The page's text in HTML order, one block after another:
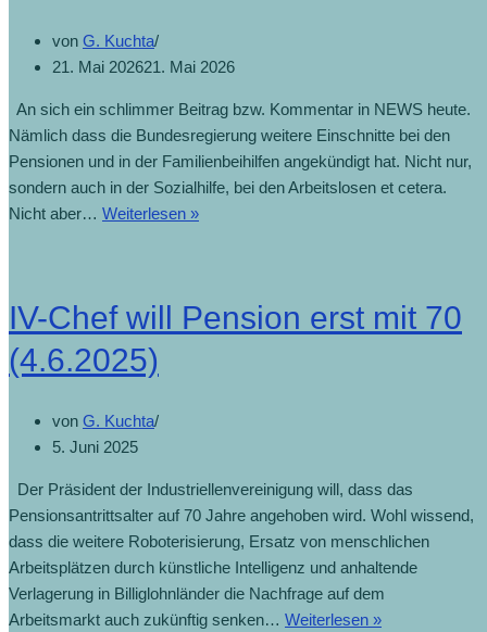
von G. Kuchta
21. Mai 202621. Mai 2026
An sich ein schlimmer Beitrag bzw. Kommentar in NEWS heute.
Nämlich dass die Bundesregierung weitere Einschnitte bei den
Pensionen und in der Familienbeihilfen angekündigt hat. Nicht nur,
sondern auch in der Sozialhilfe, bei den Arbeitslosen et cetera.
Nicht aber… Weiterlesen »Finanziell
geschützt
IV-Chef will Pension erst mit 70
(4.6.2025)
von G. Kuchta
5. Juni 2025
Der Präsident der Industriellenvereinigung will, dass das
Pensionsantrittsalter auf 70 Jahre angehoben wird. Wohl wissend,
dass die weitere Roboterisierung, Ersatz von menschlichen
Arbeitsplätzen durch künstliche Intelligenz und anhaltende
Verlagerung in Billiglohnländer die Nachfrage auf dem
Arbeitsmarkt auch zukünftig senken… Weiterlesen »IV-